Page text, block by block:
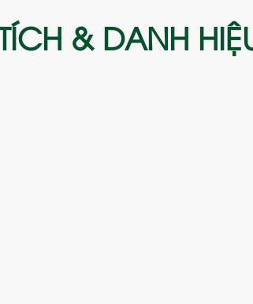
& DANH